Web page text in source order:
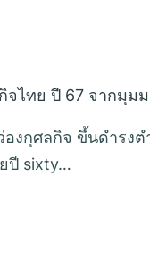
จไทย ปี 67 จากมุม
งกุศลกิจ ขึ้นดำรง
ปี sixty…